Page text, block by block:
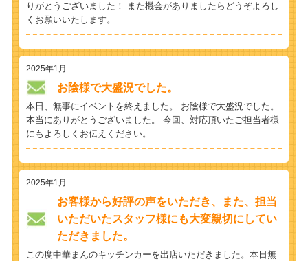
りがとうございました！ また機会がありましたらどうぞよろし
くお願いいたします。
2025年1月
お陰様で大盛況でした。
本日、無事にイベントを終えました。 お陰様で大盛況でした。
本当にありがとうございました。 今回、対応頂いたご担当者様
にもよろしくお伝えください。
2025年1月
お客様から好評の声をいただき、また、担当
いただいたスタッフ様にも大変親切にしてい
ただきました。
この度中華まんのキッチンカーを出店いただきました。本日無